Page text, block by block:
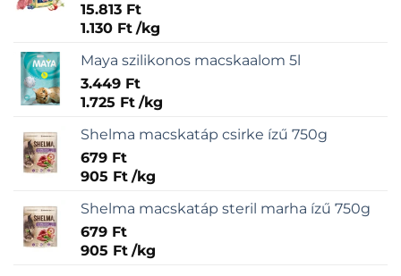
15.813 Ft
1.130 Ft /kg
Maya szilikonos macskaalom 5l
3.449 Ft
1.725 Ft /kg
Shelma macskatáp csirke ízű 750g
679 Ft
905 Ft /kg
Shelma macskatáp steril marha ízű 750g
679 Ft
905 Ft /kg